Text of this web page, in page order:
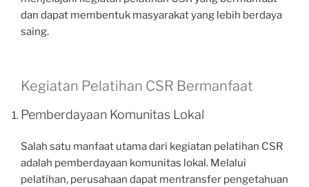
dan dapat membentuk masyarakat yang lebih berdaya
saing.
Kegiatan Pelatihan CSR Bermanfaat
Pemberdayaan Komunitas Lokal
Salah satu manfaat utama dari kegiatan pelatihan CSR
adalah pemberdayaan komunitas lokal. Melalui
pelatihan, perusahaan dapat mentransfer pengetahuan